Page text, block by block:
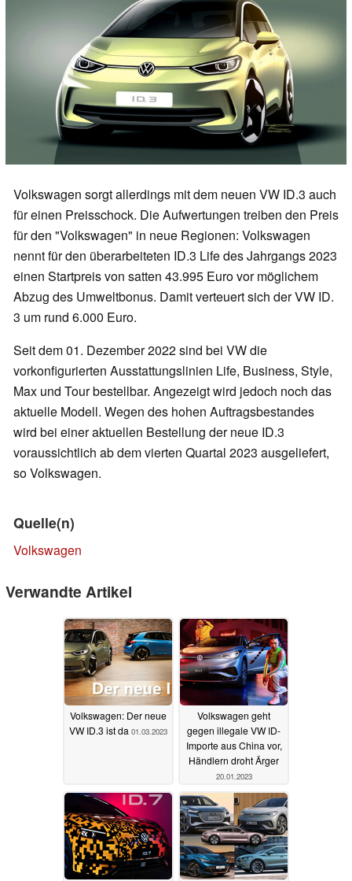
Volkswagen sorgt allerdings mit dem neuen VW ID.3 auch
für einen Preisschock. Die Aufwertungen treiben den Preis
für den "Volkswagen" in neue Regionen: Volkswagen
nennt für den überarbeiteten ID.3 Life des Jahrgangs 2023
einen Startpreis von satten 43.995 Euro vor möglichem
Abzug des Umweltbonus. Damit verteuert sich der VW ID.
3 um rund 6.000 Euro.
Seit dem 01. Dezember 2022 sind bei VW die
vorkonfigurierten Ausstattungslinien Life, Business, Style,
Max und Tour bestellbar. Angezeigt wird jedoch noch das
aktuelle Modell. Wegen des hohen Auftragsbestandes
wird bei einer aktuellen Bestellung der neue ID.3
voraussichtlich ab dem vierten Quartal 2023 ausgeliefert,
so Volkswagen.
Quelle(n)
Volkswagen
Verwandte Artikel
Volkswagen: Der neue
VW ID.3 ist da 01.03.2023
Volkswagen geht
gegen illegale VW ID-
Importe aus China vor,
Händlern droht Ärger
20.01.2023